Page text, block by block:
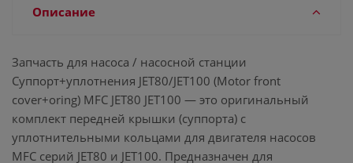
Описание
Запчасть для насоса / насосной станции
Суппорт+уплотнения JET80/JET100 (Motor front
cover+oring) MFC JET80 JET100 — это оригинальный
комплект передней крышки (суппорта) с
уплотнительными кольцами для двигателя насосов
MFC серий JET80 и JET100. Предназначен для